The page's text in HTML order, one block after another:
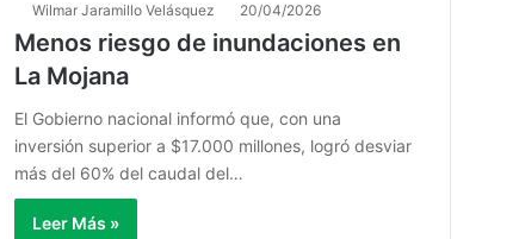
Wilmar Jaramillo Velásquez 20/04/2026
Menos riesgo de inundaciones en
La Mojana
El Gobierno nacional informó que, con una
inversión superior a $17.000 millones, logró desviar
más del 60% del caudal del…
Leer Más »